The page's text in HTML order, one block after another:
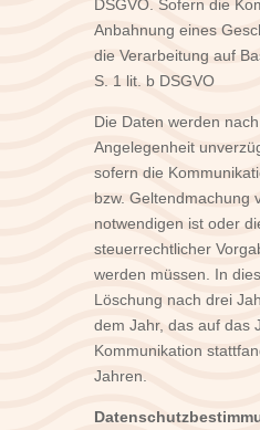
DSGVO. Sofern die
Anbahnung eines
die Verarbeitung auf
S. 1 lit. b DSGVO
Die Daten werden
Angelegenheit
sofern die
bzw. Geltendmachung
notwendigen ist oder
steuerrechtlicher
werden müssen. In
Löschung nach drei
dem Jahr, das auf das
Kommunikation
Jahren.